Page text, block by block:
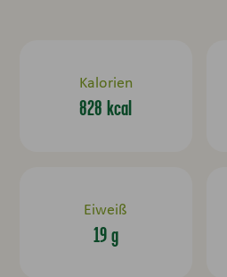
Kalorien
828 kcal
Eiweiß
19 g